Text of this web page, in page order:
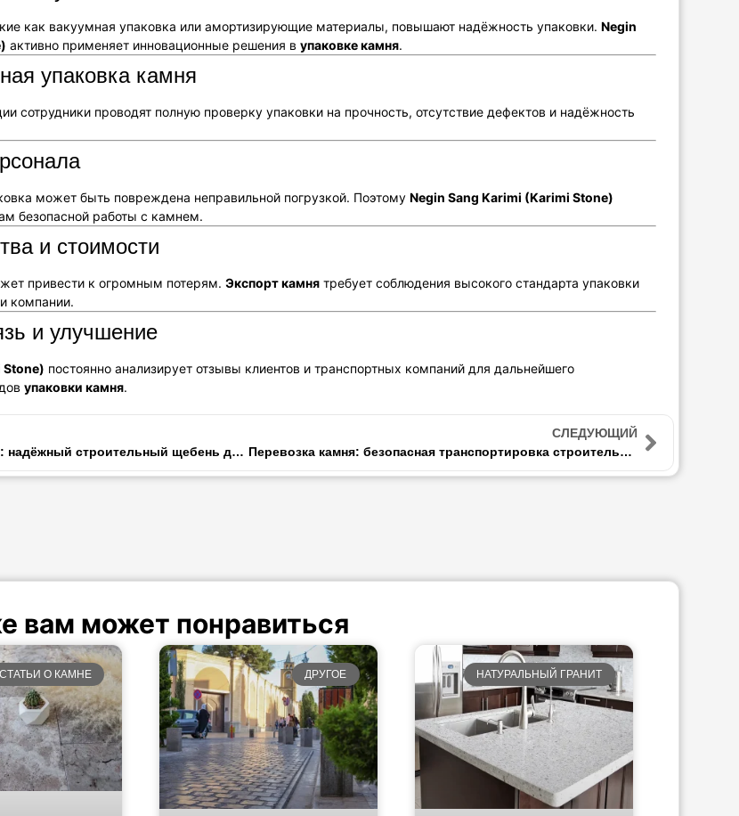
как вакуумная упаковка или амортизирующие материалы, повышают надёжность упаковки.Negin
активно применяет инновационные решения вупаковке камня.
упаковка камня
сотрудники проводят полную проверку упаковки на прочность, отсутствие дефектов и надёжность
может быть повреждена неправильной погрузкой. ПоэтомуNegin Sang Karimi (Karimi Stone)
безопасной работы с камнем.
и стоимости
привести к огромным потерям.Экспорт камня требует соблюдения высокого стандарта упаковки
компании.
и улучшение
Stone) постоянно анализирует отзывы клиентов и транспортных компаний для дальнейшего
упаковки камня.
Дроблёный известняк: надёжный строительный щебень для дренажа и дорог
СЛЕДУЮЩИЙ
Перевозка камня: безопасная транспортировка строительного камня
вам может понравиться
О КАМНЕ ДРУГОЕ НАТУРАЛЬНЫЙ ГРАНИТ